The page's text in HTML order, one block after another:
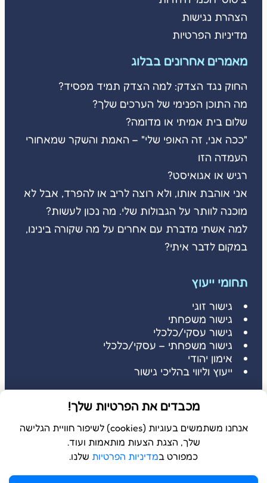
הצהרת נגישות
מדיניות הפרטיות
מאמרים אחרונים בבלוג
החוק נגד הצדק: למה הצדק תמיד מפסיד?
מה התוכן הפנימי של הערכים שלך?
שלום בית אמיתי או מדומה?
"ככה אני, זה האופי שלי" – האמת והשקר שמאחורי
העמדה הזו
רגיש או אגואיסט?
אני אוהבת אותו, ולא רוצה לריב או להפרד, אבל לא
מוכנה לוותר על הגבולות שלי. מה נכון לעשות?
למה אשתי מדברת עם אחרים על מה שקורה בינינו,
במקום לדבר איתי?
תחומי ייעוץ
גישור זוגי
גישור משפחתי
גישור עסקי/כלכלי
גישור משפחתי – עסקי/כלכלי
אימון יהודי
ייעוץ וליווי בהליכי גישור
דברו איתי
דברו איתי: 052-3686485
שלחו הודעה: 052-3686485
מכבדים את הפרטיות שלך!
אנחנו משתמשים בעוגיות (cookies) לשיפור חוויית הגלישה
שלך, הצגת הצעות מותאמות ועוד.
כמפורט במדיניות הפרטיות שלנו.